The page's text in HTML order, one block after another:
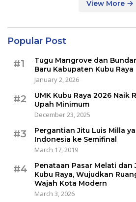
View More
Popular Post
#1
Tugu Mangrove dan
Baru Kabupaten Kubu Raya
January 2, 2026
#2
UMK Kubu Raya 2026 Naik
Upah Minimum
December 23, 2025
#3
Pergantian Jitu Luis Milla
Indonesia ke Semifinal
March 17, 2019
#4
Penataan Pasar Melati dan
Kubu Raya, Wujudkan
Wajah Kota Modern
March 3, 2026